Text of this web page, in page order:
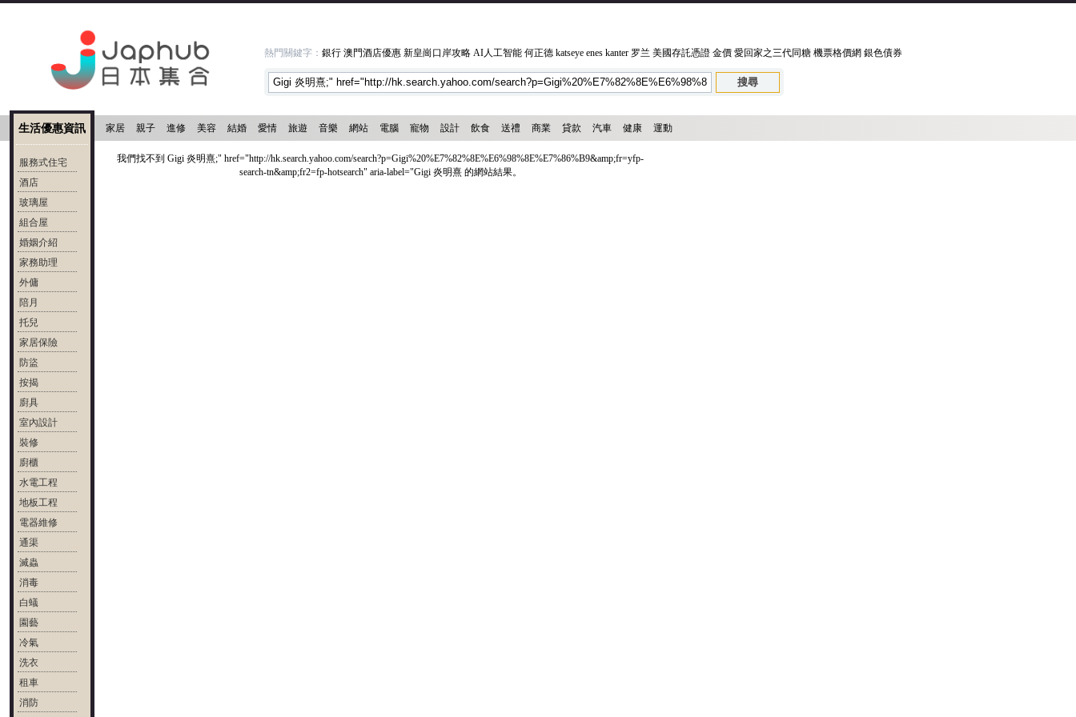
熱門關鍵字： 銀行 澳門酒店優惠 新皇崗口岸攻略 AI人工智能 何正德 katseye enes kanter 罗兰 美國存託憑證 金價 愛回家之三代同糖 機票格價網 銀色債券
家居 親子 進修 美容 結婚 愛情 旅遊 音樂 網站 電腦 寵物 設計 飲食 送禮 商業 貸款 汽車 健康 運動
生活優惠資訊
服務式住宅
酒店
玻璃屋
組合屋
婚姻介紹
家務助理
外傭
陪月
托兒
家居保險
防盜
按揭
廚具
室內設計
裝修
廚櫃
水電工程
地板工程
電器維修
通渠
滅蟲
消毒
白蟻
園藝
冷氣
洗衣
租車
消防
我們找不到 Gigi 炎明熹;" href="http://hk.search.yahoo.com/search?p=Gigi%20%E7%82%8E%E6%98%8E%E7%86%B9&amp;fr=yfp-
search-tn&amp;fr2=fp-hotsearch" aria-label="Gigi 炎明熹 的網站結果。